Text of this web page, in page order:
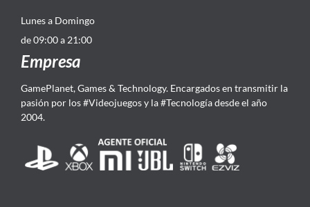
Lunes a Domingo
de 09:00 a 21:00
Empresa
GamePlanet, Games & Technology. Encargados en transmitir la
pasión por los #Videojuegos y la #Tecnología desde el año
2004.